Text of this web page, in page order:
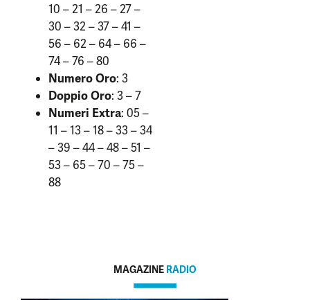
10 – 21 – 26 – 27 –
30 – 32 – 37 – 41 –
56 – 62 – 64 – 66 –
74 – 76 – 80
Numero Oro: 3
Doppio Oro: 3 – 7
Numeri Extra: 05 –
11 – 13 – 18 – 33 – 34
– 39 – 44 – 48 – 51 –
53 – 65 – 70 – 75 –
88
MAGAZINE RADIO